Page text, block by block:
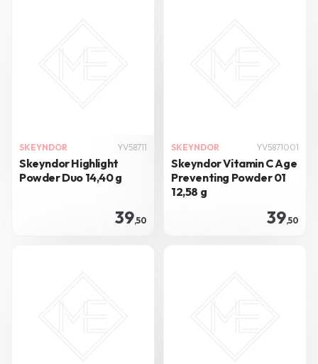
SKEYNDOR YV58711
Skeyndor Highlight
Powder Duo 14,40 g
39,50
SKEYNDOR YV5871001
Skeyndor Vitamin C Age
Preventing Powder 01
12,58 g
39,50